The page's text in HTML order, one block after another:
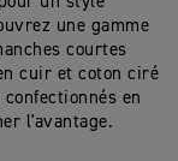
une gamme
courtes
cuir et coton ciré
en
l'avantage.